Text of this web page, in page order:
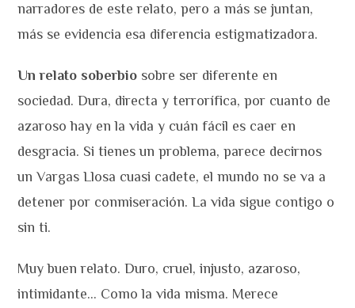
narradores de este relato, pero a más se juntan,
más se evidencia esa diferencia estigmatizadora.
Un relato soberbio sobre ser diferente en
sociedad. Dura, directa y terrorífica, por cuanto de
azaroso hay en la vida y cuán fácil es caer en
desgracia. Si tienes un problema, parece decirnos
un Vargas Llosa cuasi cadete, el mundo no se va a
detener por conmiseración. La vida sigue contigo o
sin ti.
Muy buen relato. Duro, cruel, injusto, azaroso,
intimidante… Como la vida misma. Merece